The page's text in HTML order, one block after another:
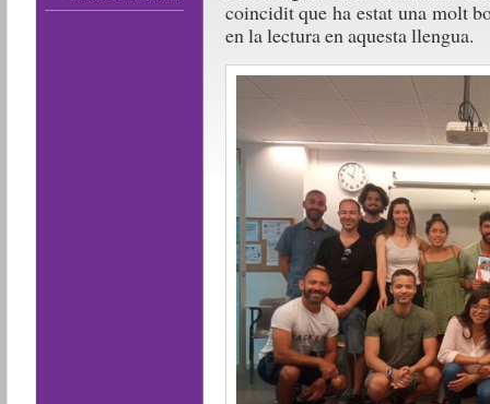
coincidit que ha estat una molt
en la lectura en aquesta llengua.